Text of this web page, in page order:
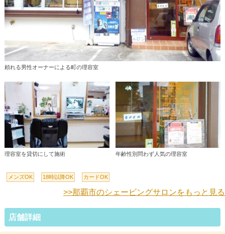
頼れる男性オーナーによる町の理容室
理容室を貸切にして施術 年齢性別問わず人気の理容室
メンズOK 18時以降OK カードOK
>>那覇市のシェービングサロンをもっと見る
店舗詳細